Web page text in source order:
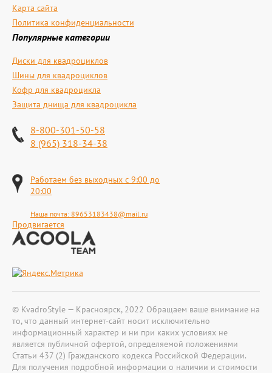
Карта сайта
Политика конфиденциальности
Популярные категории
Диски для квадроциклов
Шины для квадроциклов
Кофр для квадроцикла
Защита днища для квадроцикла
8-800-301-50-58
8 (965) 318-34-38
Работаем без выходных с 9:00 до
20:00
Наша почта: 89653183438@mail.ru
Продвигается
© KvadroStyle — Красноярск, 2022 Обращаем ваше внимание на
то, что данный интернет-сайт носит исключительно
информационный характер и ни при каких условиях не
является публичной офертой, определяемой положениями
Статьи 437 (2) Гражданского кодекса Российской Федерации.
Для получения подробной информации о наличии и стоимости